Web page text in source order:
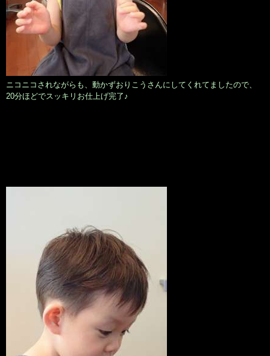
ニコニコされながらも、動かずおりこうさんにしてくれてましたので、
20分ほどでスッキリお仕上げ完了♪